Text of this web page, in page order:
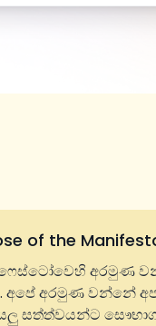
of the
අරමුණ
අරමුණ වන්නේ
සත්ත්වයන්ට